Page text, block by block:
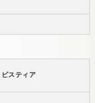
スティア